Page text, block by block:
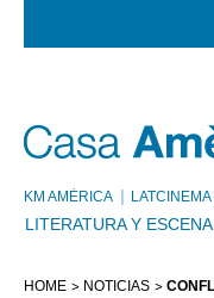
KM AMÈRICA
LITERATURA Y ESCENA
HOME NOTICIAS